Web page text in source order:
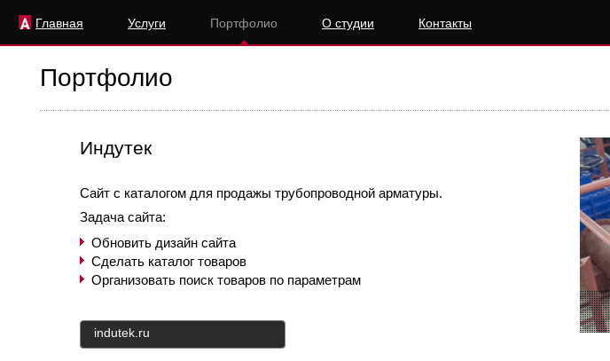
Главная Услуги Портфолио О студии Контакты
Портфолио
Индутек
Сайт с каталогом для продажы трубопроводной арматуры.
Задача сайта:
Обновить дизайн сайта
Сделать каталог товаров
Организовать поиск товаров по параметрам
indutek.ru